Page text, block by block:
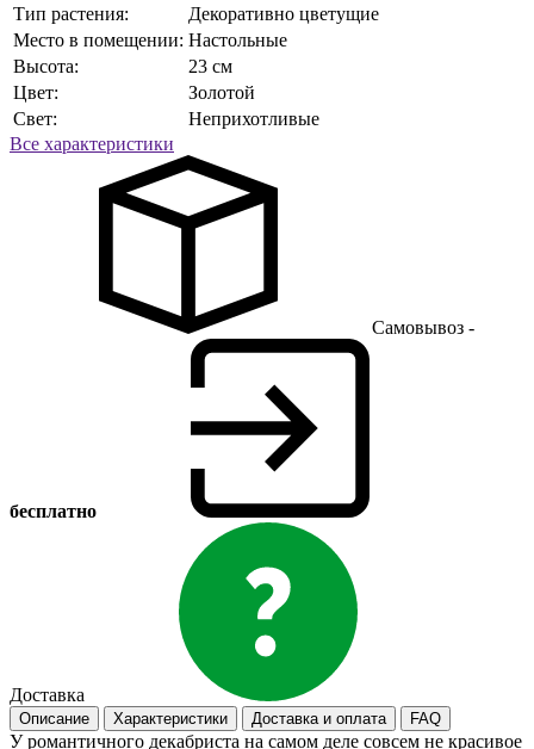
Тип растения:
Декоративно цветущие
Место в помещении: Настольные
Высота:
23 см
Цвет:
Золотой
Свет:
Неприхотливые
Все характеристики
Самовывоз -
бесплатно
Доставка
Описание Характеристики Доставка и оплата FAQ
У романтичного декабриста на самом деле совсем не красивое